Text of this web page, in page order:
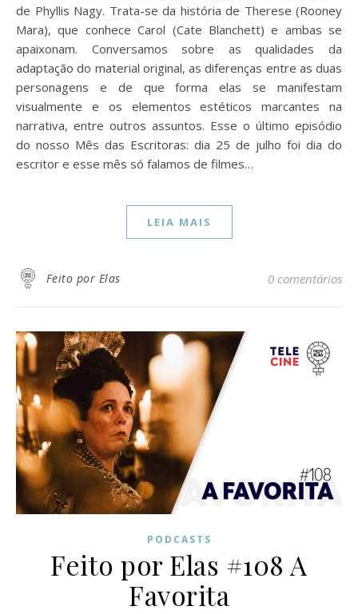
de Phyllis Nagy. Trata-se da história de Therese (Rooney
Mara), que conhece Carol (Cate Blanchett) e ambas se
apaixonam. Conversamos sobre as qualidades da
adaptação do material original, as diferenças entre as duas
personagens e de que forma elas se manifestam
visualmente e os elementos estéticos marcantes na
narrativa, entre outros assuntos. Esse o último episódio
do nosso Mês das Escritoras: dia 25 de julho foi dia do
escritor e esse mês só falamos de filmes…
LEIA MAIS
Feito por Elas 0 comentários
PODCASTS
Feito por Elas #108 A
Favorita